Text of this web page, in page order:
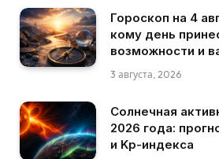
Гороскоп на 4
кому день
возможности и
3 августа, 2026
Солнечная
2026 года:
и Kp-индекса